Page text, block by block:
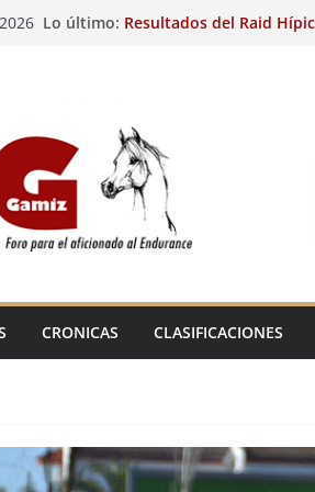
Lo último: Resultados del Raid
Caballos Jóvenes de Raid.
Raid Hípico Eladina Kung
CRONICAS CLASIFICACIONES